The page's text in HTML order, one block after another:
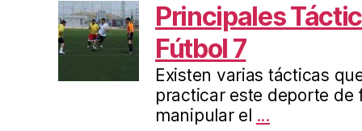
Principales
Fútbol 7
Existen varias tácticas
practicar este deporte de
manipular el ...